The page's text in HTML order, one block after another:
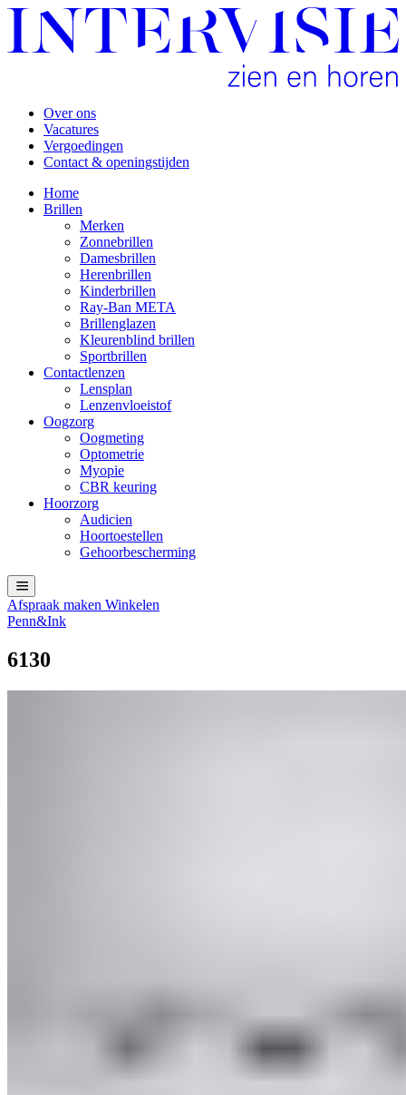
Over ons
Vacatures
Vergoedingen
Contact & openingstijden
Home
Brillen
Merken
Zonnebrillen
Damesbrillen
Herenbrillen
Kinderbrillen
Ray-Ban META
Brillenglazen
Kleurenblind brillen
Sportbrillen
Contactlenzen
Lensplan
Lenzenvloeistof
Oogzorg
Oogmeting
Optometrie
Myopie
CBR keuring
Hoorzorg
Audicien
Hoortoestellen
Gehoorbescherming
Afspraak maken Winkelen
Penn&Ink
6130